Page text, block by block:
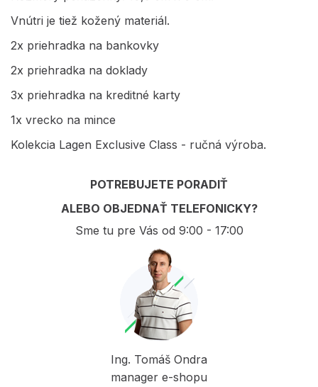
Vnútri je tiež kožený materiál.
2x priehradka na bankovky
2x priehradka na doklady
3x priehradka na kreditné karty
1x vrecko na mince
Kolekcia Lagen Exclusive Class - ručná výroba.
POTREBUJETE PORADIŤ
ALEBO OBJEDNAŤ TELEFONICKY?
Sme tu pre Vás od 9:00 - 17:00
Ing. Tomáš Ondra
manager e-shopu